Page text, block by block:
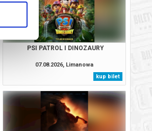
PSI PATROL I DINOZAURY
07.08.2026, Limanowa
kup bilet